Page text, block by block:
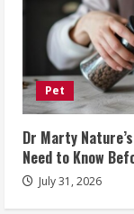
Pet
Dr Marty
Need to Know
July 31, 2026